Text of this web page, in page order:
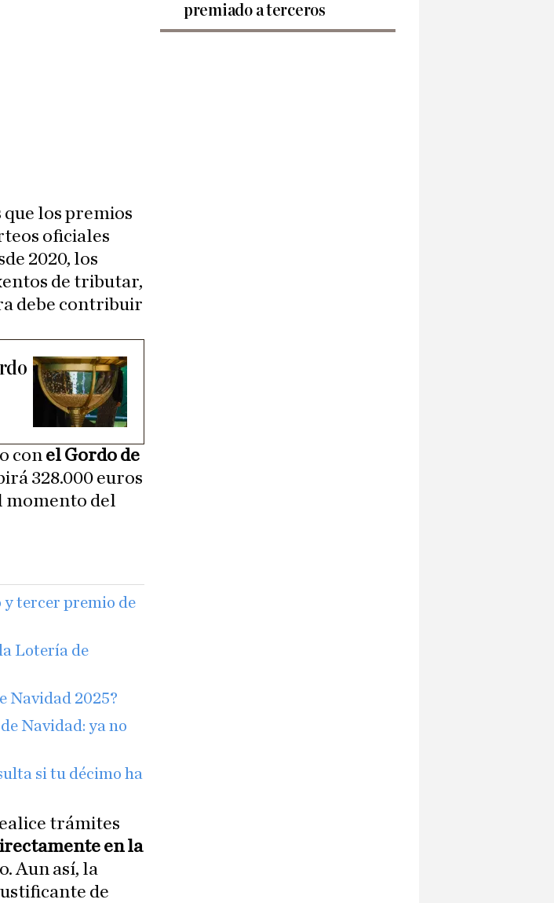
que los premios
oficiales
2020, los
de tributar,
debe contribuir
con el Gordo de
328.000 euros
momento del
y tercer premio de
Lotería de
Navidad 2025?
Navidad: ya no
si tu décimo ha
trámites
en la
Aun así, la
de
premiado a terceros